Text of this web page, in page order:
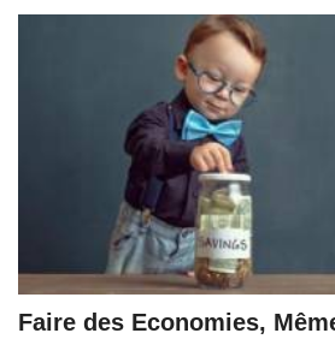
Faire des Economies,